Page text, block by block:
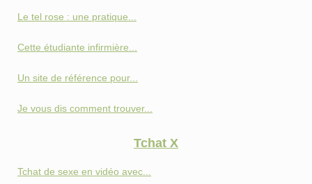
Le tel rose : une pratique...
Cette étudiante infirmière...
Un site de référence pour...
Je vous dis comment trouver...
Tchat X
Tchat de sexe en vidéo avec...